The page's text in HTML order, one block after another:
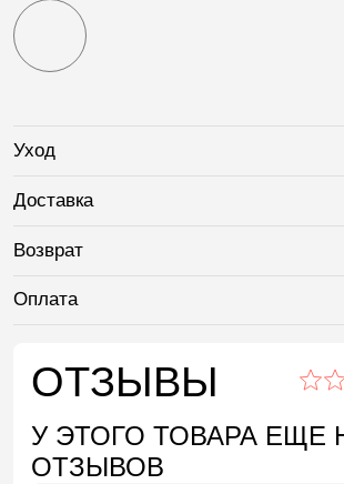
Уход
Доставка
Возврат
Оплата
ОТЗЫВЫ
У ЭТОГО ТОВАРА ЕЩЕ
ОТЗЫВОВ